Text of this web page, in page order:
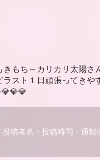
もち～カリカリ太陽さ
スト１日頑張ってきや
稿者名・投稿時間・通報